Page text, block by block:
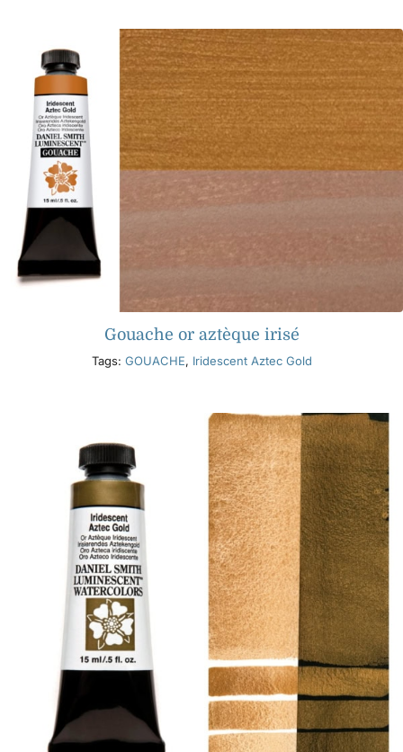
Produits
Événements
Blog
Ressources
Trouver un détaillant
Contactez-nousGouache or aztèque irisé
Tags: GOUACHE, Iridescent Aztec Gold